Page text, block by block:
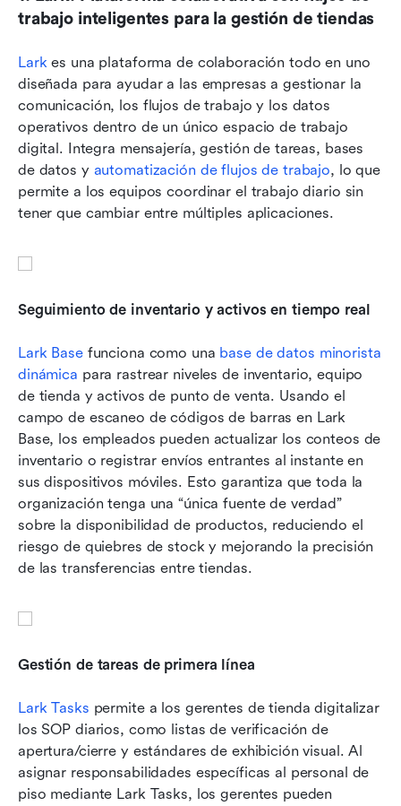
trabajo inteligentes para la gestión de tiendas
Lark es una plataforma de colaboración todo en uno
diseñada para ayudar a las empresas a gestionar la
comunicación, los flujos de trabajo y los datos
operativos dentro de un único espacio de trabajo
digital. Integra mensajería, gestión de tareas, bases
de datos y automatización de flujos de trabajo, lo que
permite a los equipos coordinar el trabajo diario sin
tener que cambiar entre múltiples aplicaciones.
Seguimiento de inventario y activos en tiempo real
Lark Base funciona como una base de datos minorista
dinámica para rastrear niveles de inventario, equipo
de tienda y activos de punto de venta. Usando el
campo de escaneo de códigos de barras en Lark
Base, los empleados pueden actualizar los conteos de
inventario o registrar envíos entrantes al instante en
sus dispositivos móviles. Esto garantiza que toda la
organización tenga una “única fuente de verdad”
sobre la disponibilidad de productos, reduciendo el
riesgo de quiebres de stock y mejorando la precisión
de las transferencias entre tiendas.
Gestión de tareas de primera línea
Lark Tasks permite a los gerentes de tienda digitalizar
los SOP diarios, como listas de verificación de
apertura/cierre y estándares de exhibición visual. Al
asignar responsabilidades específicas al personal de